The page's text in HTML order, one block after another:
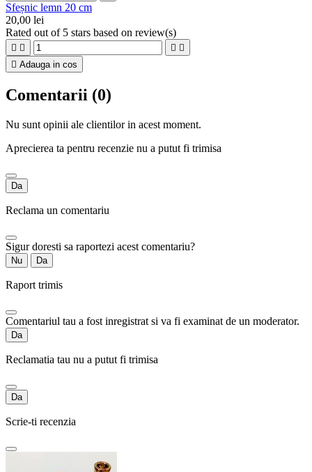
Sfeșnic lemn 20 cm
20,00 lei
Rated out of 5 stars based on review(s)
   
 Adauga in cos
Comentarii (0)
Nu sunt opinii ale clientilor in acest moment.
Aprecierea ta pentru recenzie nu a putut fi trimisa
Da
Reclama un comentariu
Sigur doresti sa raportezi acest comentariu?
Nu Da
Raport trimis
Comentariul tau a fost inregistrat si va fi examinat de un moderator.
Da
Reclamatia tau nu a putut fi trimisa
Da
Scrie-ti recenzia